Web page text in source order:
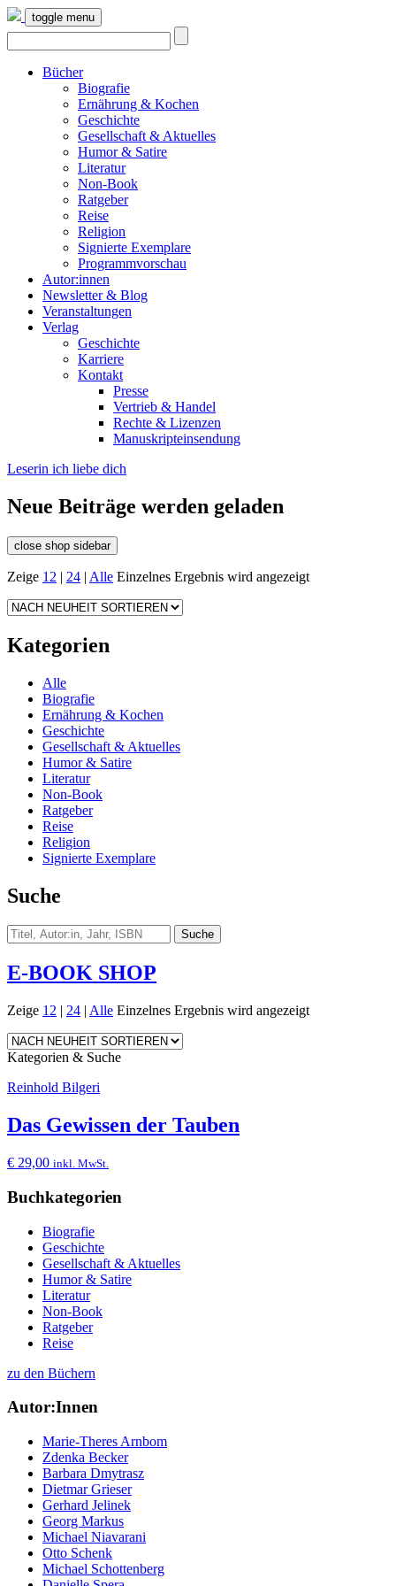
toggle menu
Bücher
Biografie
Ernährung & Kochen
Geschichte
Gesellschaft & Aktuelles
Humor & Satire
Literatur
Non-Book
Ratgeber
Reise
Religion
Signierte Exemplare
Programmvorschau
Autor:innen
Newsletter & Blog
Veranstaltungen
Verlag
Geschichte
Karriere
Kontakt
Presse
Vertrieb & Handel
Rechte & Lizenzen
Manuskripteinsendung
Leserin ich liebe dich
Neue Beiträge werden geladen
close shop sidebar
Zeige 12 | 24 | Alle Einzelnes Ergebnis wird angezeigt
Kategorien
Alle
Biografie
Ernährung & Kochen
Geschichte
Gesellschaft & Aktuelles
Humor & Satire
Literatur
Non-Book
Ratgeber
Reise
Religion
Signierte Exemplare
Suche
E-BOOK SHOP
Zeige 12 | 24 | Alle Einzelnes Ergebnis wird angezeigt
Kategorien & Suche
Reinhold Bilgeri
Das Gewissen der Tauben
€ 29,00 inkl. MwSt.
Buchkategorien
Biografie
Geschichte
Gesellschaft & Aktuelles
Humor & Satire
Literatur
Non-Book
Ratgeber
Reise
zu den Büchern
Autor:Innen
Marie-Theres Arnbom
Zdenka Becker
Barbara Dmytrasz
Dietmar Grieser
Gerhard Jelinek
Georg Markus
Michael Niavarani
Otto Schenk
Michael Schottenberg